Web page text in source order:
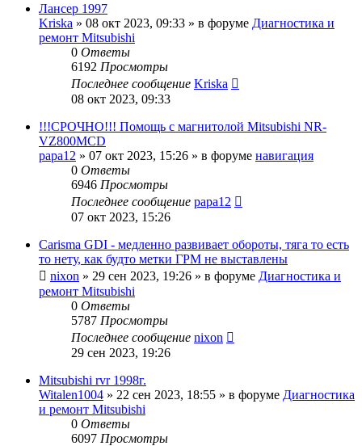
Лансер 1997
Kriska » 08 окт 2023, 09:33 » в форуме Диагностика и
ремонт Mitsubishi
0 Ответы
6192 Просмотры
Последнее сообщение Kriska
08 окт 2023, 09:33
!!!СРОЧНО!!! Помощь с магнитолой Mitsubishi NR-
VZ800MCD
papa12 » 07 окт 2023, 15:26 » в форуме навигация
0 Ответы
6946 Просмотры
Последнее сообщение papa12
07 окт 2023, 15:26
Carisma GDI - медленно развивает обороты, тяга то есть
то нету, как будто метки ГРМ не выставлены
nixon » 29 сен 2023, 19:26 » в форуме Диагностика и
ремонт Mitsubishi
0 Ответы
5787 Просмотры
Последнее сообщение nixon
29 сен 2023, 19:26
Mitsubishi rvr 1998г.
Witalen1004 » 22 сен 2023, 18:55 » в форуме Диагностика
и ремонт Mitsubishi
0 Ответы
6097 Просмотры